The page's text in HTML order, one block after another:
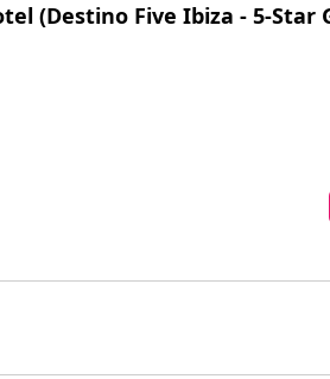
(Destino Five Ibiza - 5-Star